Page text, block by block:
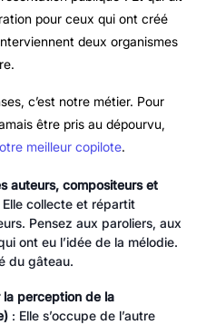
pour ceux qui ont créé
deux organismes
c’est notre métier. Pour
être pris au dépourvu,
meilleur copilote.
auteurs, compositeurs et
collecte et répartit
Pensez aux paroliers, aux
ont eu l’idée de la mélodie.
du gâteau.
la perception de la
: Elle s’occupe de l’autre